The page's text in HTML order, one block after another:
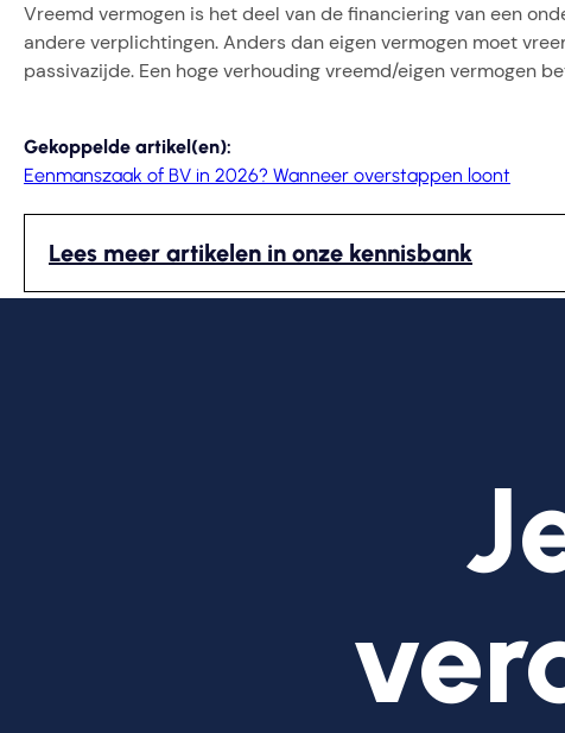
Vreemd vermogen is het deel van de financiering van een
andere verplichtingen. Anders dan eigen vermogen moet
passivazijde. Een hoge verhouding vreemd/eigen vermogen
Gekoppelde artikel(en):
Eenmanszaak of BV in 2026? Wanneer overstappen loont
Lees meer artikelen in onze kennisbank